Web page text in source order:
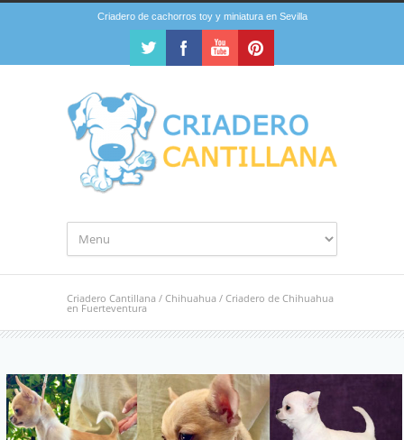
Criadero de cachorros toy y miniatura en Sevilla
Criadero Cantillana / Chihuahua / Criadero de Chihuahua
en Fuerteventura